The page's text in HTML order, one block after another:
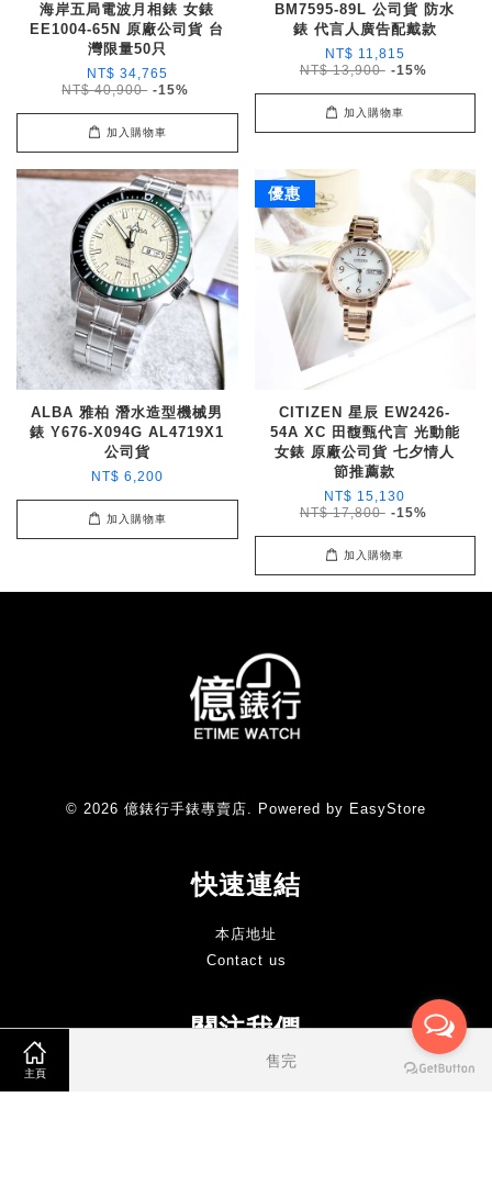
主頁
售完
海岸五局電波月相錶 女錶
EE1004-65N 原廠公司貨 台
灣限量50只
NT$ 34,765
NT$ 40,900 -15%
加入購物車
BM7595-89L 公司貨 防水
錶 代言人廣告配戴款
NT$ 11,815
NT$ 13,900 -15%
加入購物車
ALBA 雅柏 潛水造型機械男
錶 Y676-X094G AL4719X1
公司貨
NT$ 6,200
加入購物車
優惠
CITIZEN 星辰 EW2426-
54A XC 田馥甄代言 光動能
女錶 原廠公司貨 七夕情人
節推薦款
NT$ 15,130
NT$ 17,800 -15%
加入購物車
© 2026 億錶行手錶專賣店. Powered by EasyStore
快速連結
本店地址
Contact us
關注我們